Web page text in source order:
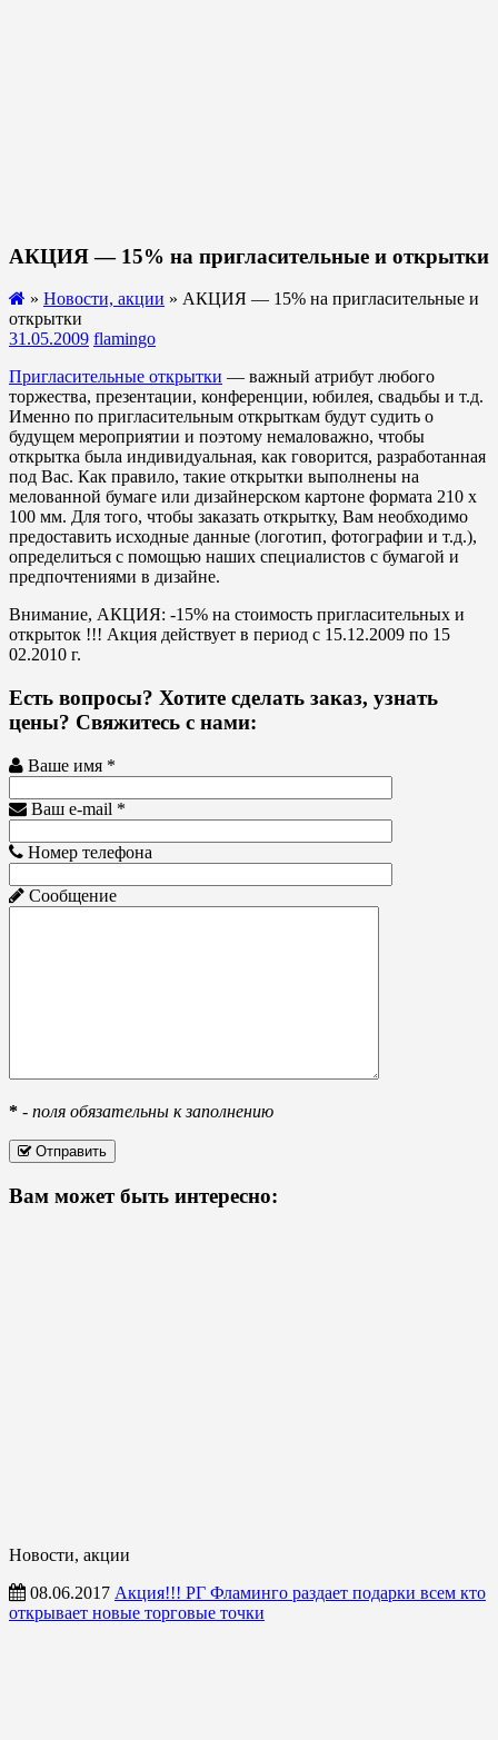
АКЦИЯ — 15% на пригласительные и открытки
» Новости, акции » АКЦИЯ — 15% на пригласительные и
открытки
31.05.2009 flamingo
Пригласительные открытки — важный атрибут любого
торжества, презентации, конференции, юбилея, свадьбы и т.д.
Именно по пригласительным открыткам будут судить о
будущем мероприятии и поэтому немаловажно, чтобы
открытка была индивидуальная, как говорится, разработанная
под Вас. Как правило, такие открытки выполнены на
мелованной бумаге или дизайнерском картоне формата 210 х
100 мм. Для того, чтобы заказать открытку, Вам необходимо
предоставить исходные данные (логотип, фотографии и т.д.),
определиться с помощью наших специалистов с бумагой и
предпочтениями в дизайне.
Внимание, АКЦИЯ: -15% на стоимость пригласительных и
открыток !!! Акция действует в период с 15.12.2009 по 15
02.2010 г.
Есть вопросы? Хотите сделать заказ, узнать
цены? Свяжитесь с нами:
Ваше имя *
Ваш e-mail *
Номер телефона
Сообщение
* - поля обязательны к заполнению
Отправить
Вам может быть интересно:
Новости, акции
08.06.2017 Акция!!! РГ Фламинго раздает подарки всем кто
открывает новые торговые точки